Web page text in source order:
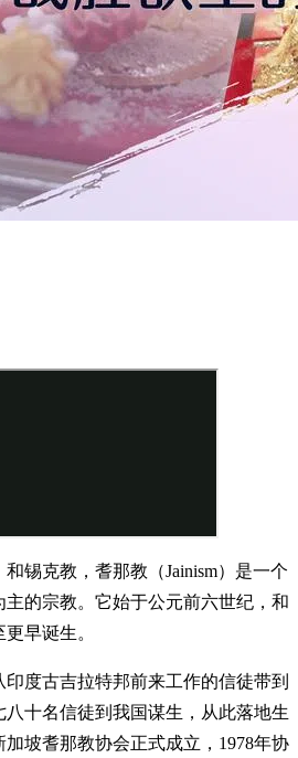
锡克教，耆那教（Jainism）是一个
的宗教。它始于公元前六世纪，和
早诞生。
度古吉拉特邦前来工作的信徒带到
十名信徒到我国谋生，从此落地生
坡耆那教协会正式成立，1978年协